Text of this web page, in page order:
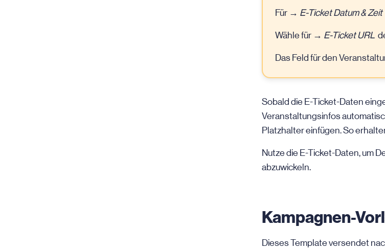
Für → E-Ticket Datum & Zeit
Wähle für → E-Ticket URL
Das Feld für den
Sobald die E-Ticket-Daten
Veranstaltungsinfos
Platzhalter einfügen. So
Nutze die E-Ticket-Daten, um
abzuwickeln.
Kampagnen-
Dieses Template versendet